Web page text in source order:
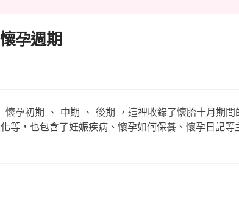
懷孕週期
孕初期 、 中期 、 後期 ，這裡收錄了懷胎十月期間
等，也包含了妊娠疾病、懷孕如何保養、懷孕日記等